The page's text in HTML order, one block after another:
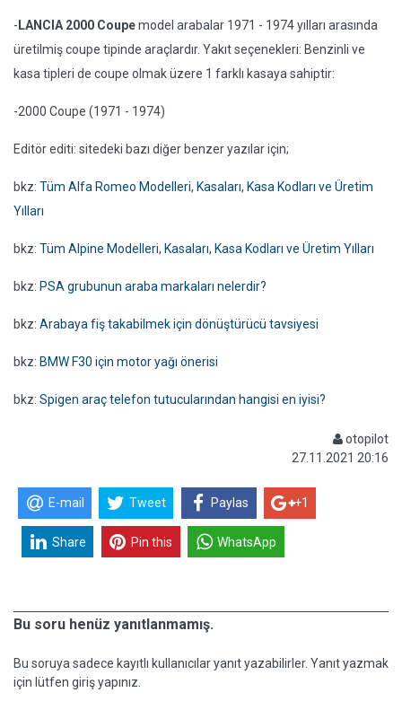
- LANCIA 2000 Coupemodel arabalar 1971 - 1974 yılları arasında
üretilmiş coupe tipinde araçlardır. Yakıt seçenekleri: Benzinli ve
kasa tipleri de coupe olmak üzere 1 farklı kasaya sahiptir:
-2000 Coupe (1971 - 1974)
Editör editi: sitedeki bazı diğer benzer yazılar için;
bkz: Tüm Alfa Romeo Modelleri, Kasaları, Kasa Kodları ve Üretim
Yılları
bkz: Tüm Alpine Modelleri, Kasaları, Kasa Kodları ve Üretim Yılları
bkz: PSA grubunun araba markaları nelerdir?
bkz: Arabaya fiş takabilmek için dönüştürücü tavsiyesi
bkz: BMW F30 için motor yağı önerisi
bkz: Spigen araç telefon tutucularından hangisi en iyisi?
otopilot
27.11.2021 20:16
E-mail Tweet Paylas +1
Share Pin this WhatsApp
Bu soru henüz yanıtlanmamış.
Bu soruya sadece kayıtlı kullanıcılar yanıt yazabilirler. Yanıt yazmak
için lütfen giriş yapınız.